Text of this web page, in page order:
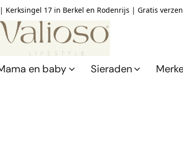
17 in Berkel en Rodenrijs | Gratis
en baby Sieraden